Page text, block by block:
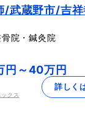
/武蔵野市/吉
院・鍼灸院
円～40万円
クス
詳しく